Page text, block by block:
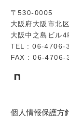
〒530-0005
大阪府大阪市北
大阪中之島ビル
TEL : 06-4706-
FAX : 06-4706-
個人情報保護方